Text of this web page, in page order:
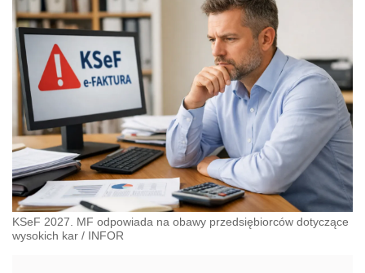
KSeF 2027. MF odpowiada na obawy przedsiębiorców dotyczące
wysokich kar / INFOR